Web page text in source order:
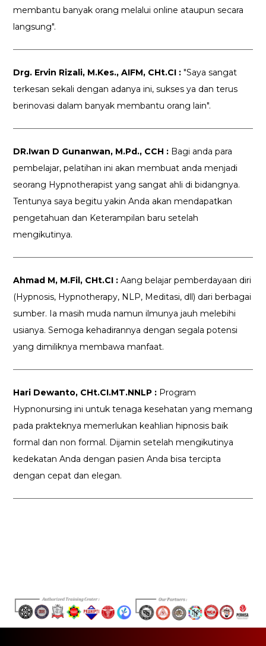
membantu banyak orang melalui online ataupun secara
langsung".
Drg. Ervin Rizali, M.Kes., AIFM, CHt.CI : "Saya sangat
terkesan sekali dengan adanya ini, sukses ya dan terus
berinovasi dalam banyak membantu orang lain".
DR.Iwan D Gunanwan, M.Pd., CCH : Bagi anda para
pembelajar, pelatihan ini akan membuat anda menjadi
seorang Hypnotherapist yang sangat ahli di bidangnya.
Tentunya saya begitu yakin Anda akan mendapatkan
pengetahuan dan Keterampilan baru setelah
mengikutinya.
Ahmad M, M.Fil, CHt.CI : Aang belajar pemberdayaan diri
(Hypnosis, Hypnotherapy, NLP, Meditasi, dll) dari berbagai
sumber. Ia masih muda namun ilmunya jauh melebihi
usianya. Semoga kehadirannya dengan segala potensi
yang dimiliknya membawa manfaat.
Hari Dewanto, CHt.CI.MT.NNLP : Program
Hypnonursing ini untuk tenaga kesehatan yang memang
pada prakteknya memerlukan keahlian hipnosis baik
formal dan non formal. Dijamin setelah mengikutinya
kedekatan Anda dengan pasien Anda bisa tercipta
dengan cepat dan elegan.